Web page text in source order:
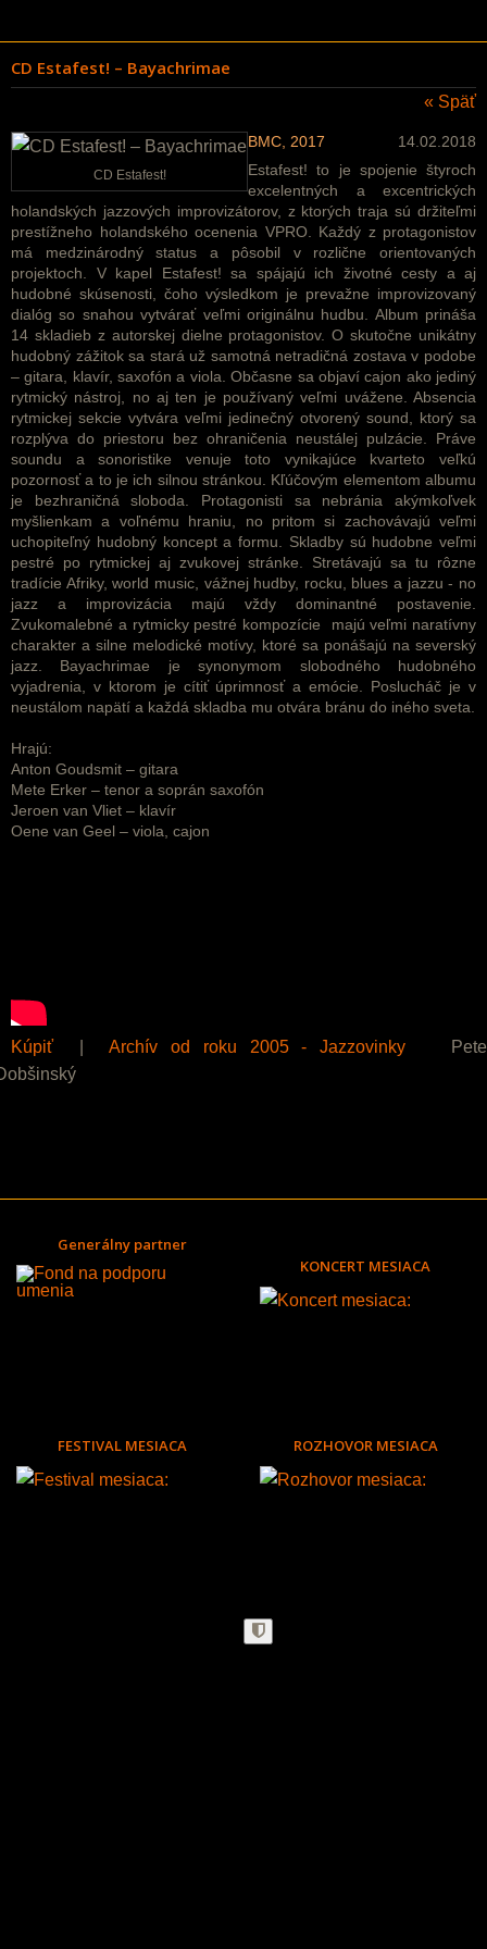
CD Estafest! – Bayachrimae
« Späť
CD Estafest!
BMC, 2017
14.02.2018
Estafest! to je spojenie štyroch
excelentných a excentrických
holandských jazzových improvizátorov, z ktorých traja sú držiteľmi
prestížneho holandského ocenenia VPRO. Každý z protagonistov
má medzinárodný status a pôsobil v rozlične orientovaných
projektoch. V kapel Estafest! sa spájajú ich životné cesty a aj
hudobné skúsenosti, čoho výsledkom je prevažne improvizovaný
dialóg so snahou vytvárať veľmi originálnu hudbu. Album prináša
14 skladieb z autorskej dielne protagonistov. O skutočne unikátny
hudobný zážitok sa stará už samotná netradičná zostava v podobe
– gitara, klavír, saxofón a viola. Občasne sa objaví cajon ako jediný
rytmický nástroj, no aj ten je používaný veľmi uvážene. Absencia
rytmickej sekcie vytvára veľmi jedinečný otvorený sound, ktorý sa
rozplýva do priestoru bez ohraničenia neustálej pulzácie. Práve
soundu a sonoristike venuje toto vynikajúce kvarteto veľkú
pozornosť a to je ich silnou stránkou. Kľúčovým elementom albumu
je bezhraničná sloboda. Protagonisti sa nebránia akýmkoľvek
myšlienkam a voľnému hraniu, no pritom si zachovávajú veľmi
uchopiteľný hudobný koncept a formu. Skladby sú hudobne veľmi
pestré po rytmickej aj zvukovej stránke. Stretávajú sa tu rôzne
tradície Afriky, world music, vážnej hudby, rocku, blues a jazzu - no
jazz a improvizácia majú vždy dominantné postavenie.
Zvukomalebné a rytmicky pestré kompozície majú veľmi naratívny
charakter a silne melodické motívy, ktoré sa ponášajú na severský
jazz. Bayachrimae je synonymom slobodného hudobného
vyjadrenia, v ktorom je cítiť úprimnosť a emócie. Poslucháč je v
neustálom napätí a každá skladba mu otvára bránu do iného sveta.
Hrajú:
Anton Goudsmit – gitara
Mete Erker – tenor a soprán saxofón
Jeroen van Vliet – klavír
Oene van Geel – viola, cajon
Kúpiť |Archív od roku 2005 - Jazzovinky
Generálny partner
KONCERT MESIACA
FESTIVAL MESIACA ROZHOVOR MESIACA